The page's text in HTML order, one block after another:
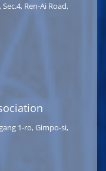
Ren-Ai Road,
1-ro, Gimpo-si,